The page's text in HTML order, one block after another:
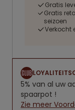
Gratis
Gratis
seizoen
Verkocht
5% van al uw
spaarpot !
Zie meer